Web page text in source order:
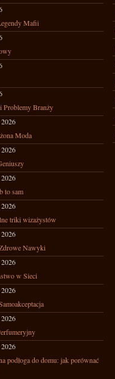
Mafii
Problemy Branży
Moda
to sam
triki wizażystów
2026
Nawyki
2026
w Sieci
2026
2026
2026
podłoga do domu: jak porównać